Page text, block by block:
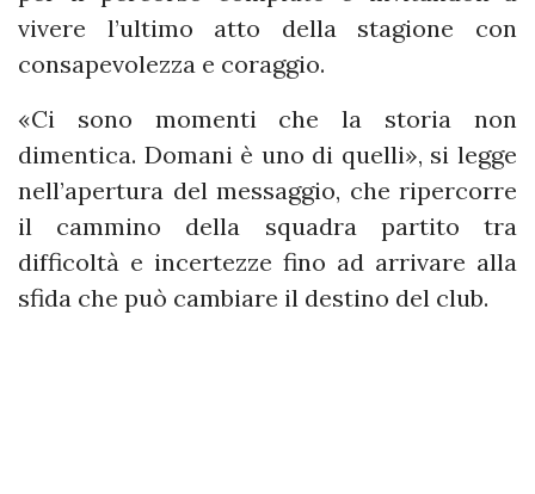
vivere l’ultimo atto della stagione con
consapevolezza e coraggio.
«Ci sono momenti che la storia non
dimentica. Domani è uno di quelli», si legge
nell’apertura del messaggio, che ripercorre
il cammino della squadra partito tra
difficoltà e incertezze fino ad arrivare alla
sfida che può cambiare il destino del club.